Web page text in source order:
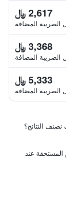
2,617 ﷼
الصريبة المضافة
3,368 ﷼
الصريبة المضافة
5,333 ﷼
الصريبة المضافة
نصنف النتائج؟
المستحقة عند